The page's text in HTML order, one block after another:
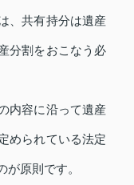
、共有持分は遺産
分割をおこなう必
内容に沿って遺産
められている法定
原則です。